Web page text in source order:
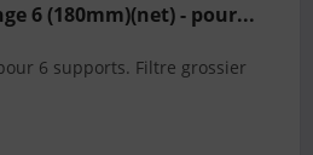
6 (180mm)(net) - pour...
6 supports. Filtre grossier